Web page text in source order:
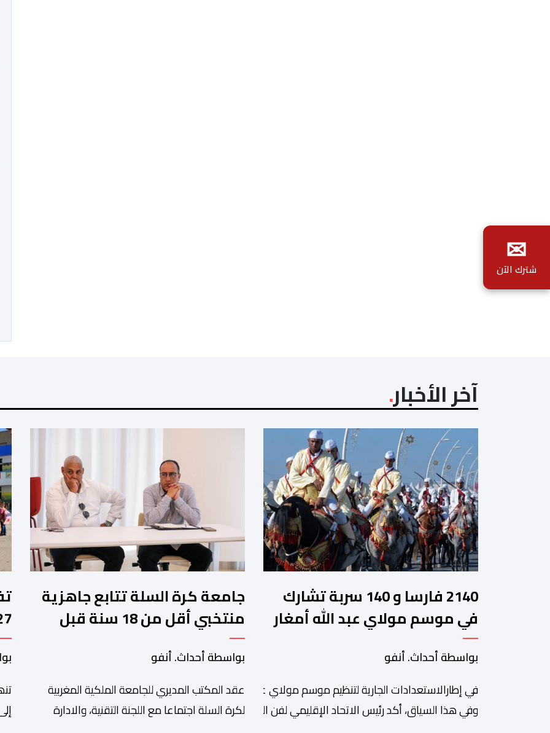
آخر الأخبار
2140 فارسا و 140 سربة تشارك
في موسم مولاي عبد الله أمغار
بواسطة أحداث. أنفو
في إطارالاستعدادات الجارية لتنظيم موسم مولاي عبد الله أمغار،تواصلت عملية إحصاء السربات المشاركة في
وفي هذا السياق، أكد رئيس الاتحاد الإقليمي لفن التبوريدة،
جامعة كرة السلة تتابع جاهزية
منتخبي أقل من 18 سنة قبل
كأس إفريقيا
بواسطة أحداث. أنفو
عقد المكتب المديري للجامعة الملكية المغربية
لكرة السلة اجتماعا مع اللجنة التقنية، والادارة
✉
شترك الآن